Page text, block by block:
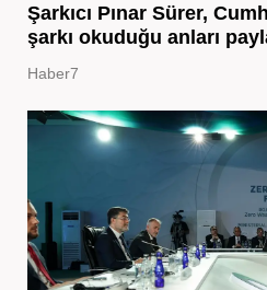
Şarkıcı Pınar Sürer,
şarkı okuduğu anları
Haber7